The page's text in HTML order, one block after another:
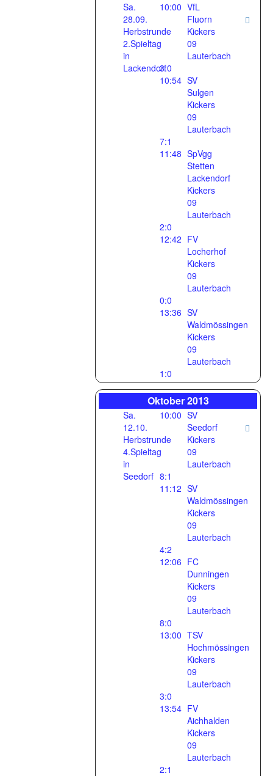
Sa.
28.09.
Herbstrunde
2.Spieltag
in
Lackendorf
10:00 VfL
Fluorn
Kickers
09
Lauterbach
3:0
10:54 SV
Sulgen
Kickers
09
Lauterbach
7:1
11:48 SpVgg
Stetten
Lackendorf
Kickers
09
Lauterbach
2:0
12:42 FV
Locherhof
Kickers
09
Lauterbach
0:0
13:36 SV
Waldmössingen
Kickers
09
Lauterbach
1:0
Oktober 2013
Sa.
12.10.
Herbstrunde
4.Spieltag
in
Seedorf
10:00 SV
Seedorf
Kickers
09
Lauterbach
8:1
11:12 SV
Waldmössingen
Kickers
09
Lauterbach
4:2
12:06 FC
Dunningen
Kickers
09
Lauterbach
8:0
13:00 TSV
Hochmössingen
Kickers
09
Lauterbach
3:0
13:54 FV
Aichhalden
Kickers
09
Lauterbach
2:1